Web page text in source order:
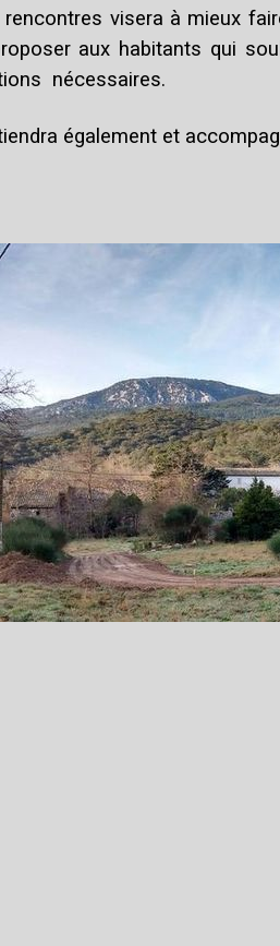
rencontres visera à mieux
aux habitants qui
nécessaires.
également et